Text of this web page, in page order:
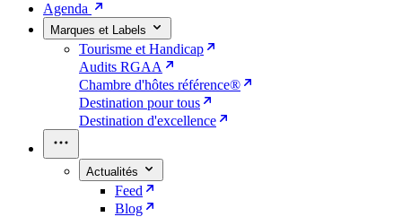
Agenda
Marques et Labels
Tourisme et Handicap
Audits RGAA
Chambre d'hôtes référence®
Destination pour tous
Destination d'excellence
Actualités
Feed
Blog